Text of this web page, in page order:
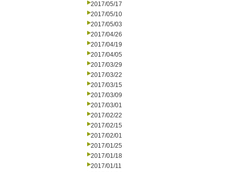
2017/05/17
2017/05/10
2017/05/03
2017/04/26
2017/04/19
2017/04/05
2017/03/29
2017/03/22
2017/03/15
2017/03/09
2017/03/01
2017/02/22
2017/02/15
2017/02/01
2017/01/25
2017/01/18
2017/01/11